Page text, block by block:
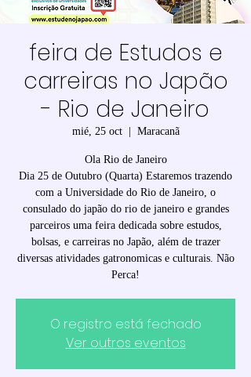
feira de Estudos e
carreiras no Japão
- Rio de Janeiro
mié, 25 oct
  |
Maracanã
Ola Rio de Janeiro
Dia 25 de Outubro (Quarta) Estaremos trazendo
com a Universidade do Rio de Janeiro, o
consulado do japão do rio de janeiro e grandes
parceiros uma feira dedicada sobre estudos,
bolsas, e carreiras no Japão, além de trazer
diversas atividades gatronomicas e culturais. Não
Perca!
O registro está fechado
Ver outros eventos